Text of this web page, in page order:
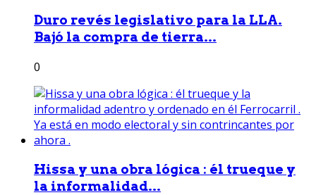
Duro revés legislativo para la LLA.
Bajó la compra de tierra...
0
Hissa y una obra lógica : él trueque y
la informalidad...